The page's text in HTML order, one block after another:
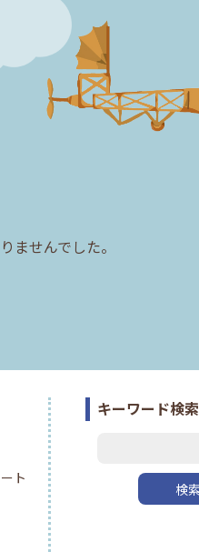
ませんでした。
ト
キーワード検索